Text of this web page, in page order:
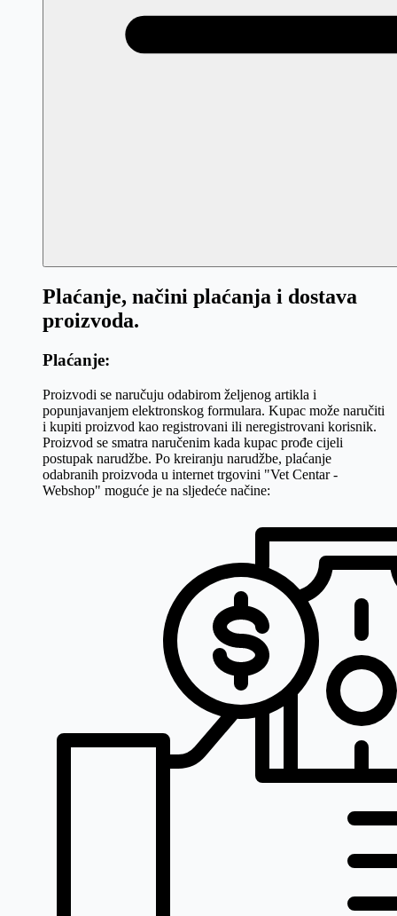
Plaćanje, načini plaćanja i dostava
proizvoda.
Plaćanje:
Proizvodi se naručuju odabirom željenog artikla i
popunjavanjem elektronskog formulara. Kupac može naručiti
i kupiti proizvod kao registrovani ili neregistrovani korisnik.
Proizvod se smatra naručenim kada kupac prođe cijeli
postupak narudžbe. Po kreiranju narudžbe, plaćanje
odabranih proizvoda u internet trgovini "Vet Centar -
Webshop" moguće je na sljedeće načine: